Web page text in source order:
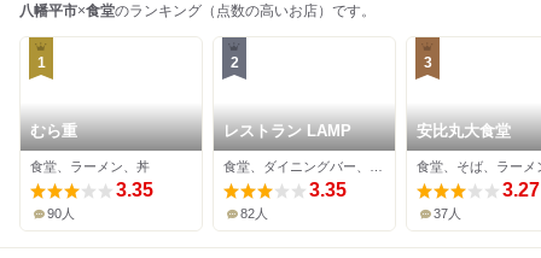
八幡平市×食堂のランキング（点数の高いお店）です。
1
むら重
食堂、ラーメン、丼
3.35
90人
2
レストラン LAMP
3.35
82人
3
安比丸大食堂
食堂、そば、ラーメ
3.27
37人